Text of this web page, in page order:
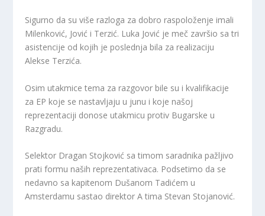
Sigurno da su više razloga za dobro raspoloženje imali
Milenković, Jović i Terzić. Luka Jović je meč završio sa tri
asistencije od kojih je poslednja bila za realizaciju
Alekse Terzića.
Osim utakmice tema za razgovor bile su i kvalifikacije
za EP koje se nastavljaju u junu i koje našoj
reprezentaciji donose utakmicu protiv Bugarske u
Razgradu.
Selektor Dragan Stojković sa timom saradnika pažljivo
prati formu naših reprezentativaca. Podsetimo da se
nedavno sa kapitenom Dušanom Tadićem u
Amsterdamu sastao direktor A tima Stevan Stojanović.